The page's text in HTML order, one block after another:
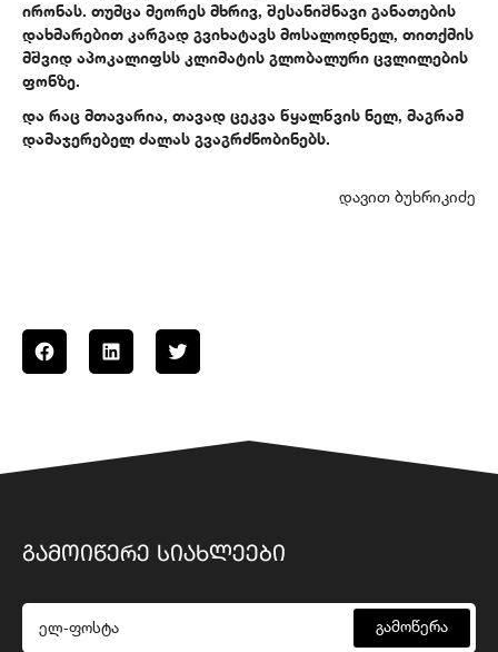
ირონას. თუმცა მეორეს მხრივ, შესანიშნავი განათების
დახმარებით კარგად გვიხატავს მოსალოდნელ, თითქმის
მშვიდ აპოკალიფსს კლიმატის გლობალური ცვლილების
ფონზე.
და რაც მთავარია, თავად ცეკვა წყალწვის ნელ, მაგრამ
დამაჯერებელ ძალას გვაგრძნობინებს.
დავით ბუხრიკიძე
ᲒᲐᲛᲝᲘᲬᲔᲠᲔ ᲡᲘᲐᲮᲚᲔᲔᲑᲘ
გამოწერა